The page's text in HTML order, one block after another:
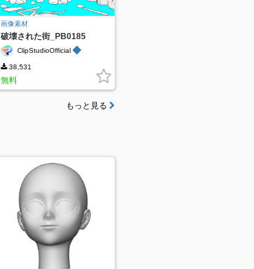
画像素材
破壊された街_PB0185
ClipStudioOfficial◆
38,531
無料
もっと見る